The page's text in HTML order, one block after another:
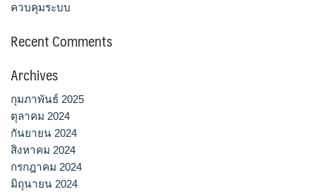
ควบคุมระบบ
Recent Comments
Archives
กุมภาพันธ์ 2025
ตุลาคม 2024
กันยายน 2024
สิงหาคม 2024
กรกฎาคม 2024
มิถุนายน 2024